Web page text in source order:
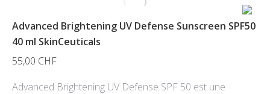
Advanced Brightening UV Defense Sunscreen SPF50
40 ml SkinCeuticals
55,00 CHF
Advanced Brightening UV Defense SPF 50 est une